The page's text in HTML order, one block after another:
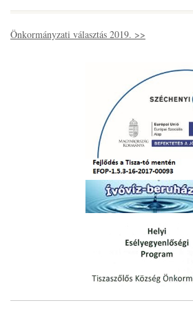
Önkormányzati választás 2019. >>